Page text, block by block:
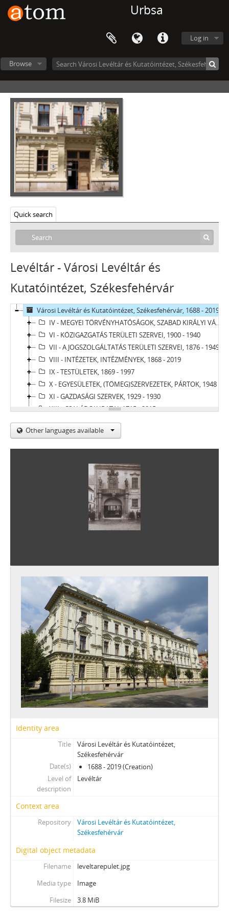
Urbsa
Log in
Browse
Quick search
Levéltár - Városi Levéltár és
Kutatóintézet, Székesfehérvár
Városi Levéltár és Kutatóintézet, Székesfehérvár, 1688 - 2019
IV - MEGYEI TÖRVÉNYHATÓSÁGOK, SZABAD KIRÁLYI VÁROSOK ÉS TÖRVÉNYHATÓSÁGI JOGÚ VÁROSOK, 1688 - 1950
VI - KÖZIGAZGATÁS TERÜLETI SZERVEI, 1900 - 1940
VII - A JOGSZOLGÁLTATÁS TERÜLETI SZERVEI, 1876 - 1949
VIII - INTÉZETEK, INTÉZMÉNYEK, 1868 - 2019
IX - TESTÜLETEK, 1869 - 1997
X - EGYESÜLETEK, (TÖMEG)SZERVEZETEK, PÁRTOK, 1948 - 2012
XI - GAZDASÁGI SZERVEK, 1929 - 1930
XIII - CSALÁDOK IRATAI, 1715 - 2015
XIV - SZEMÉLYEK IRATAI, 1822 - 2012
XV - GYŰJTEMÉNYEK, 1701 - 2017
XXIII - SZÉKESFEHÉRVÁR JÁRÁSI JOGÚ VÁROS TANÁCSA LEVÉLTÁRA, 1950–1989 (1990)
XXIV - AZ ÁLLAMIGAZGATÁS TERÜLETI SZERVEI, 1960 - 2000
XXV - A JOGSZOLGÁLTATÁS TERÜLETI SZERVEI, 1944 - 1991
XXIX - VÁLLALATOK IRATAI, 1921 - 2012
XXX - SZÖVETKEZETEK, 1960 - 2012
XXXIII - LEVÉLTÁRI KEZELÉSRE UTALT IRATOK, 1815–2015
Other languages available
Identity area
Title
Városi Levéltár és Kutatóintézet,
Székesfehérvár
Date(s)
1688 - 2019 (Creation)
Level of
description
Levéltár
Context area
Repository
Városi Levéltár és Kutatóintézet,
Székesfehérvár
Digital object metadata
Filename
leveltarepulet.jpg
Media type
Image
Filesize
3.8 MiB